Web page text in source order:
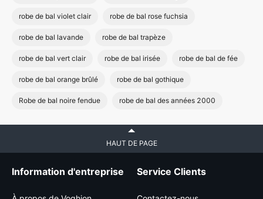
robe de bal violet clair robe de bal rose fuchsia
robe de bal lavande robe de bal trapèze
robe de bal vert clair robe de bal irisée robe de bal de fée
robe de bal orange brûlé robe de bal gothique
Robe de bal noire fendue robe de bal des années 2000
HAUT DE PAGE
Information d'entreprise Service Clients